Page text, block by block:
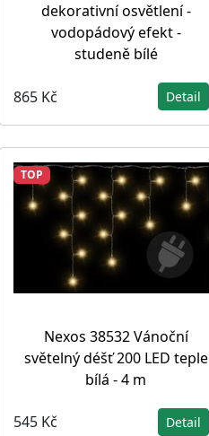
dekorativní osvětlení -
vodopádový efekt -
studeně bílé
865 Kč Detail
TOP
Nexos 38532 Vánoční
světelný déšť 200 LED teple
bílá - 4 m
545 Kč Detail